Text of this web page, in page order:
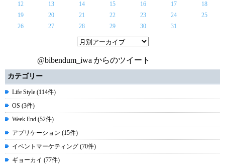
12
13 14 15 16 17
18
19
20 21 22 23 24
25
26
27 28 29 30 31
@bibendum_iwa からのツイート
カテゴリー
Life Style (114件)
OS (3件)
Week End (52件)
アプリケーション (15件)
イベントマーケティング (70件)
ギョーカイ (77件)